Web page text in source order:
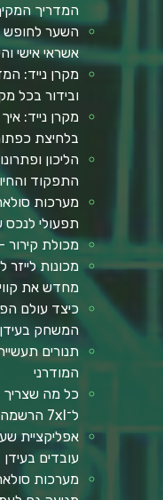
המדריך
השער לחופש
אשראי אישי
מקרן נייד:
ובידור בכל
מקרן נייד:
בלחיצת
הליכון
התפקוד
מערכות
תפעולי לנכס
מכולת קירור
מכונות
מחדש את קווי
כיצד עולם
המשחק בעידן
תנורים
המודרני
כל מה שצריך
ל־7xl הרשמה
אפליקציית
עובדים בעידן
מערכות